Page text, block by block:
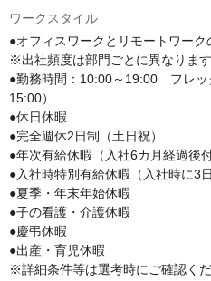
ワークスタイル
●オフィスワークとリモートワーク
※出社頻度は部門ごとに異なります
●勤務時間：10:00～19:00　フレ
15:00）
●休日休暇
●完全週休2日制（土日祝）
●年次有給休暇（入社6カ月経過後付
●入社時特別有給休暇（入社時に3
●夏季・年末年始休暇
●子の看護・介護休暇
●慶弔休暇
●出産・育児休暇
※詳細条件等は選考時にご確認くだ